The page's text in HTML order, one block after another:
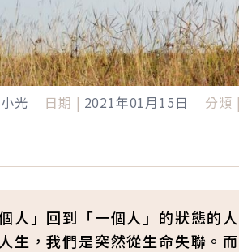
光 日期 | 2021年01月15日 分類 |
人」回到「一個人」的狀態的
生，我們是突然從生命失聯。